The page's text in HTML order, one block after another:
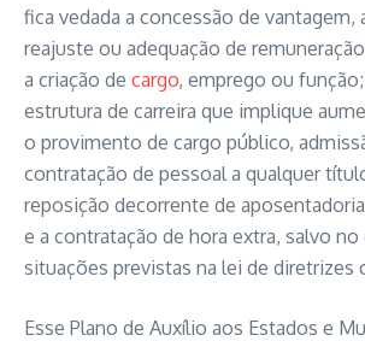
fica vedada a concessão de vantagem,
reajuste ou adequação de
a criação de cargo, emprego ou
estrutura de carreira que implique
o provimento de cargo público,
contratação de pessoal a qualquer
reposição decorrente de
e a contratação de hora extra, salvo no
situações previstas na lei de diretrizes
Esse Plano de Auxílio aos Estados e